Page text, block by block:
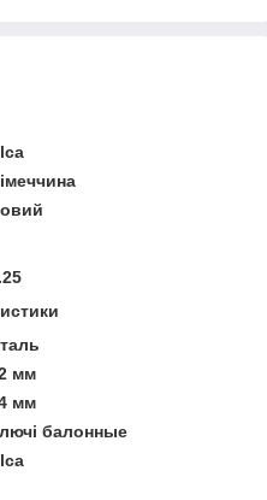
мм
мм
балонные